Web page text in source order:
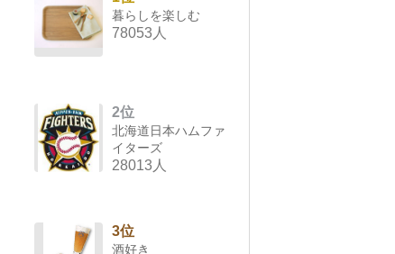
暮らしを楽しむ
78053人
2位
北海道日本ハムファ
イターズ
28013人
3位
酒好き